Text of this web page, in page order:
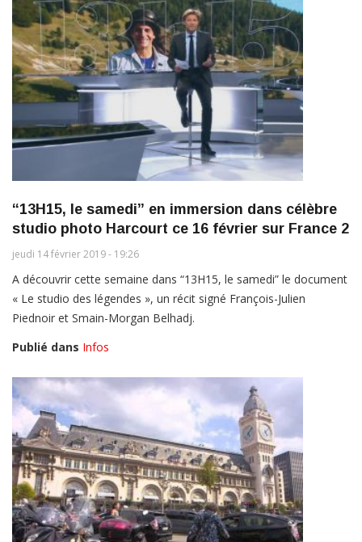
“13H15, le samedi” en immersion dans célèbre
studio photo Harcourt ce 16 février sur France 2
jeudi 14 février 2019 - 19:26
A découvrir cette semaine dans “13H15, le samedi” le document
« Le studio des légendes », un récit signé François-Julien
Piednoir et Smain-Morgan Belhadj.
Publié dans Infos